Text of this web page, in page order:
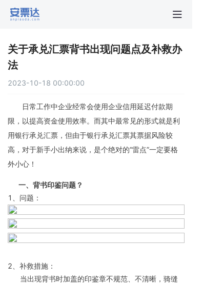
关于承兑汇票背书出现问题点及补救办
法
2023-10-18 00:00:00
限，以提高资金使用效率。而其中最常见的形式就是利
用银行承兑汇票，但由于银行承兑汇票其票据风险较
高，对于新手小出纳来说，是个绝对的“雷点”一定要格
外小心！
一、背书印鉴问题？
1、问题：
2、补救措施：
当出现背书时加盖的印鉴章不规范、不清晰，骑缝